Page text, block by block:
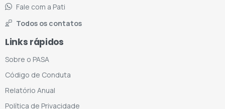
Fale com a Pati
Todos os contatos
Links rápidos
Sobre o PASA
Código de Conduta
Relatório Anual
Política de Privacidade